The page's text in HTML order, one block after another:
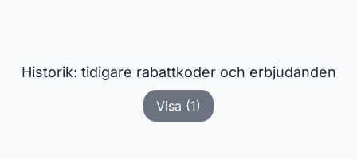
Historik: tidigare rabattkoder och erbjudanden
Visa (1)